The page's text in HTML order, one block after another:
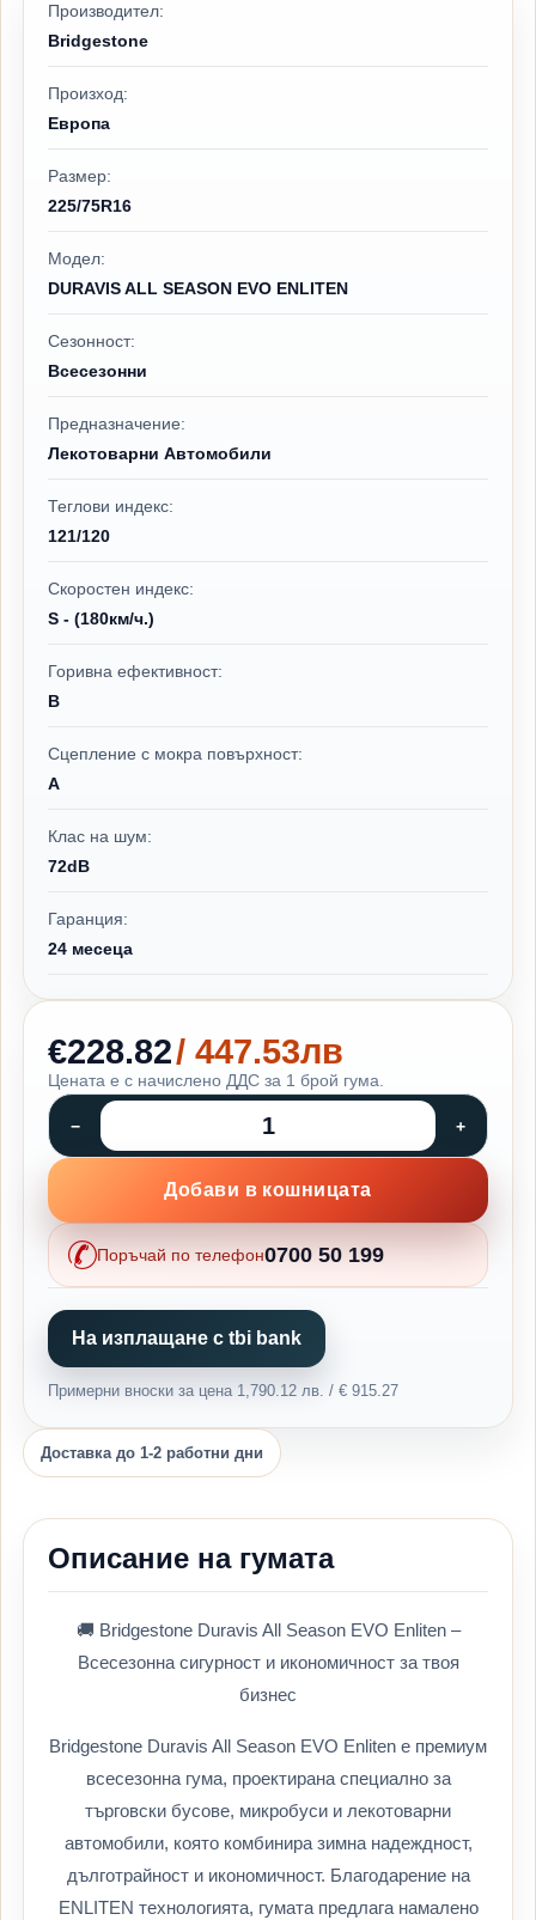
Производител:
Bridgestone
Произход:
Европа
Размер:
225/75R16
Модел:
DURAVIS ALL SEASON EVO ENLITEN
Сезонност:
Всесезонни
Предназначение:
Лекотоварни Автомобили
Теглови индекс:
121/120
Скоростен индекс:
S - (180км/ч.)
Горивна ефективност:
B
Сцепление с мокра повърхност:
A
Клас на шум:
72dB
Гаранция:
24 месеца
€228.82/ 447.53лв
Цената е с начислено ДДС за 1 брой гума.
Добави в кошницата
Поръчай по телефон0700 50 199
На изплащане с tbi bank
Примерни вноски за цена 1,790.12 лв. / € 915.27
Доставка до 1-2 работни дни
Описание на гумата
🚚 Bridgestone Duravis All Season EVO Enliten –
Всесезонна сигурност и икономичност за твоя
бизнес
Bridgestone Duravis All Season EVO Enliten е премиум
всесезонна гума, проектирана специално за
търговски бусове, микробуси и лекотоварни
автомобили, която комбинира зимна надеждност,
дълготрайност и икономичност. Благодарение на
ENLITEN технологията, гумата предлага намалено